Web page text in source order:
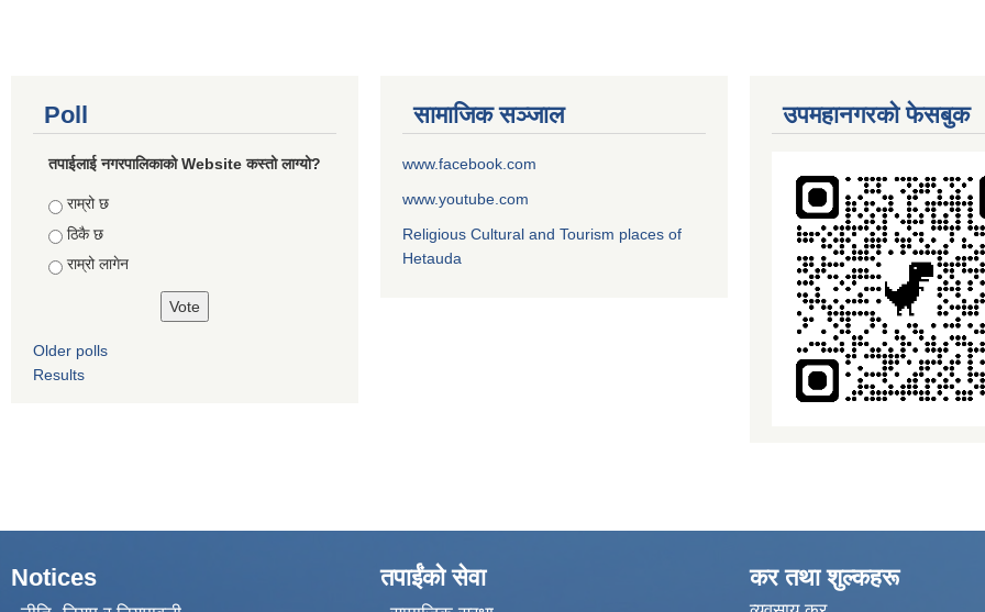
Poll
तपाईलाई नगरपालिकाको Website कस्तो लाग्यो?
Choices
राम्रो छ
ठिकै छ
राम्रो लागेन
Older polls
Results
सामाजिक सञ्जाल
www.facebook.com
www.youtube.com
Religious Cultural and Tourism places of
Hetauda
उपमहानगरको फेसबुक
Notices तपाईंको सेवा कर तथा शुल्कहरू